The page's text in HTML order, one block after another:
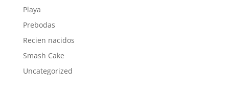
Playa
Prebodas
Recien nacidos
Smash Cake
Uncategorized